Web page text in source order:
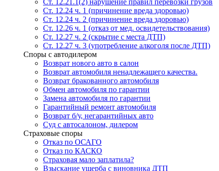
Ст. 12.21.1(2) нарушение правил перевозки грузов
Ст. 12.24 ч. 1 (причинение вреда здоровью)
Ст. 12.24 ч. 2 (причинение вреда здоровью)
Ст. 12.26 ч. 1 (отказ от мед. освидетельствования)
Ст. 12.27 ч. 2 (скрытие с места ДТП)
Ст. 12.27 ч. 3 (употребление алкоголя после ДТП)
Споры с автодилером
Возврат нового авто в салон
Возврат автомобиля ненадлежащего качества.
Возврат бракованного автомобиля
Обмен автомобиля по гарантии
Замена автомобиля по гарантии
Гарантийный ремонт автомобиля
Возврат б/у, негарантийных авто
Суд с автосалоном, дилером
Страховые споры
Отказ по ОСАГО
Отказ по КАСКО
Страховая мало заплатила?
Взыскание ущерба с виновника ДТП